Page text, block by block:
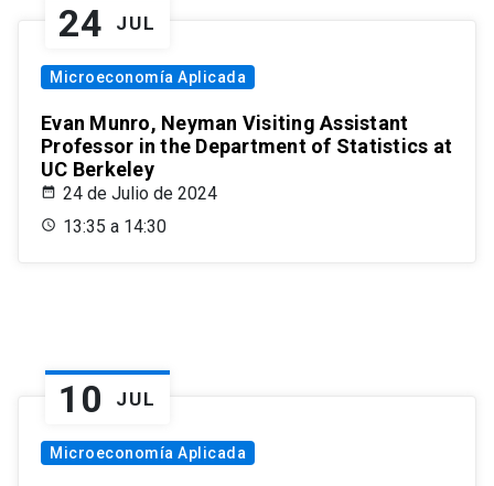
24 JUL
Microeconomía Aplicada
Evan Munro, Neyman Visiting Assistant
Professor in the Department of Statistics at
UC Berkeley
24 de Julio de 2024
13:35 a 14:30
10 JUL
Microeconomía Aplicada